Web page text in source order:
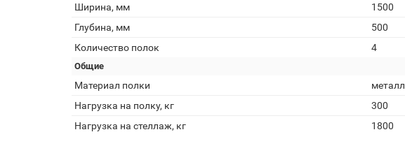
Ширина, мм
1500
Глубина, мм
500
Количество полок
4
Общие
Материал полки
металл
Нагрузка на полку, кг
300
Нагрузка на стеллаж, кг
1800